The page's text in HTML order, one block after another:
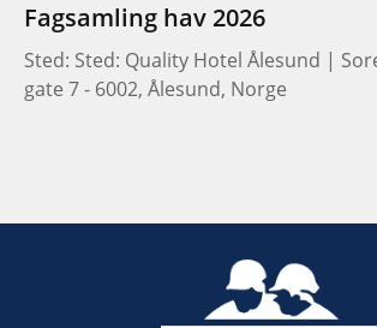
Fagsamling hav 2026
Sted: Sted: Quality Hotel Ålesund |
gate 7 - 6002, Ålesund, Norge